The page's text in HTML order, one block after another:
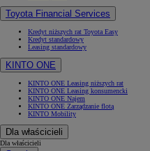
Toyota Financial Services
Kredyt niższych rat Toyota Easy
Kredyt standardowy
Leasing standardowy
KINTO ONE
KINTO ONE Leasing niższych rat
KINTO ONE Leasing konsumencki
KINTO ONE Najem
KINTO ONE Zarządzanie flotą
KINTO Mobility
Dla właścicieli
Dla właścicieli